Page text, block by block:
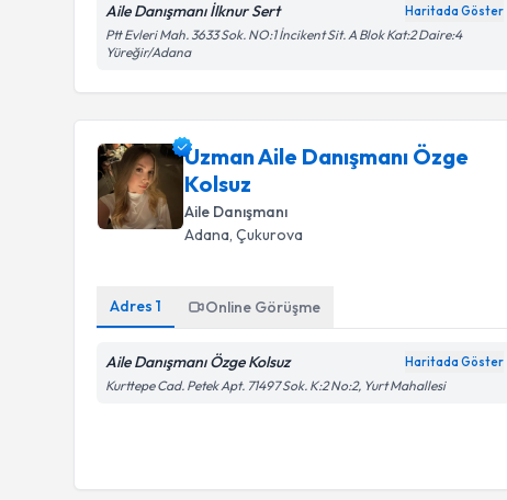
Aile Danışmanı İlknur Sert Haritada Göster
Ptt Evleri Mah. 3633 Sok. NO:1 İncikent Sit. A Blok Kat:2 Daire:4
Yüreğir/Adana
Uzman Aile Danışmanı Özge
Kolsuz
Aile Danışmanı
Adana, Çukurova
Adres1 Online Görüşme
Aile Danışmanı Özge Kolsuz Haritada Göster
Kurttepe Cad. Petek Apt. 71497 Sok. K:2 No:2, Yurt Mahallesi